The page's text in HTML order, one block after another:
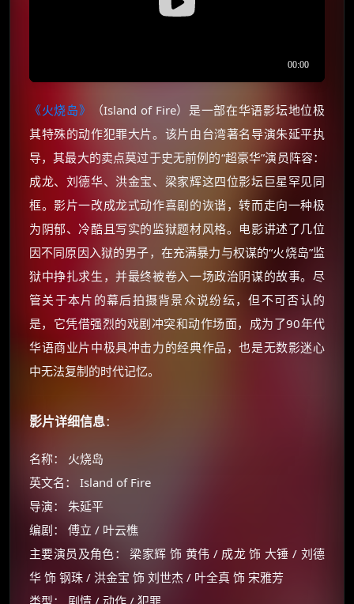
《火烧岛》
（Island of Fire）是一部在华语影坛地位极
其特殊的动作犯罪大片。该片由台湾著名导演朱延平执
导，其最大的卖点莫过于史无前例的“超豪华”演员阵容：
成龙、刘德华、洪金宝、梁家辉这四位影坛巨星罕见同
框。影片一改成龙式动作喜剧的诙谐，转而走向一种极
为阴郁、冷酷且写实的监狱题材风格。电影讲述了几位
因不同原因入狱的男子，在充满暴力与权谋的“火烧岛”监
狱中挣扎求生，并最终被卷入一场政治阴谋的故事。尽
管关于本片的幕后拍摄背景众说纷纭，但不可否认的
是，它凭借强烈的戏剧冲突和动作场面，成为了90年代
华语商业片中极具冲击力的经典作品，也是无数影迷心
中无法复制的时代记忆。
影片详细信息：
名称： 火烧岛
英文名： Island of Fire
导演： 朱延平
编剧： 傅立 / 叶云樵
主要演员及角色： 梁家辉 饰 黄伟 / 成龙 饰 大锤 / 刘德
华 饰 钢珠 / 洪金宝 饰 刘世杰 / 叶全真 饰 宋雅芳